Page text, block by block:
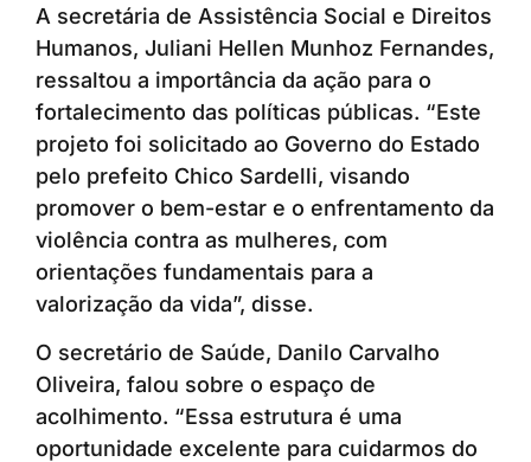
A secretária de Assistência Social e Direitos
Humanos, Juliani Hellen Munhoz Fernandes,
ressaltou a importância da ação para o
fortalecimento das políticas públicas. “Este
projeto foi solicitado ao Governo do Estado
pelo prefeito Chico Sardelli, visando
promover o bem-estar e o enfrentamento da
violência contra as mulheres, com
orientações fundamentais para a
valorização da vida”, disse.
O secretário de Saúde, Danilo Carvalho
Oliveira, falou sobre o espaço de
acolhimento. “Essa estrutura é uma
oportunidade excelente para cuidarmos do